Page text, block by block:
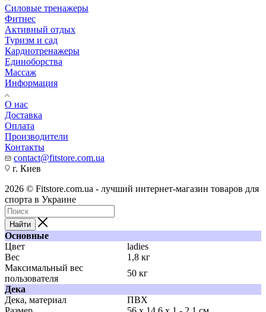
Силовые тренажеры
Фитнес
Активный отдых
Туризм и сад
Кардиотренажеры
Единоборства
Массаж
Информация
О нас
Доставка
Оплата
Производители
Контакты
contact@fitstore.com.ua
г. Киев
2026 © Fitstore.com.ua - лучший интернет-магазин товаров для
спорта в Украине
Найти
Основные
Цвет
ladies
Вес
1,8 кг
Максимальный вес
пользователя
50 кг
Дека
Дека, материал
ПВХ